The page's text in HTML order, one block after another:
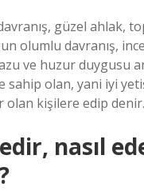
güzel ahlak,
olumlu davranış,
ve huzur duygusu
sahip olan, yani iyi
olan kişilere edip denir.
nasıl